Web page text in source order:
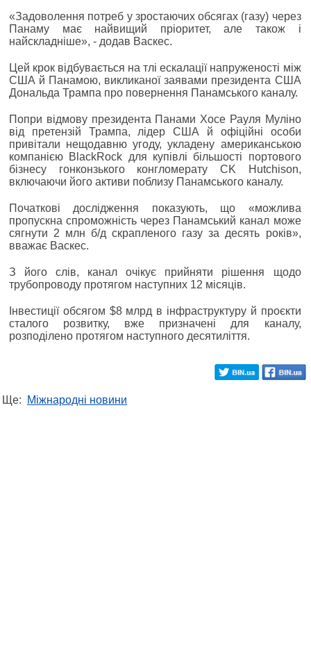
«Задоволення потреб у зростаючих обсягах (газу) через
Панаму має найвищий пріоритет, але також і
найскладніше», - додав Васкес.
Цей крок відбувається на тлі ескалації напруженості між
США й Панамою, викликаної заявами президента США
Дональда Трампа про повернення Панамського каналу.
Попри відмову президента Панами Хосе Рауля Муліно
від претензій Трампа, лідер США й офіційні особи
привітали нещодавню угоду, укладену американською
компанією BlackRock для купівлі більшості портового
бізнесу гонконзького конгломерату CK Hutchison,
включаючи його активи поблизу Панамського каналу.
Початкові дослідження показують, що «можлива
пропускна спроможність через Панамський канал може
сягнути 2 млн б/д скрапленого газу за десять років»,
вважає Васкес.
З його слів, канал очікує прийняти рішення щодо
трубопроводу протягом наступних 12 місяців.
Інвестиції обсягом $8 млрд в інфраструктуру й проєкти
сталого розвитку, вже призначені для каналу,
розподілено протягом наступного десятиліття.
Ще: Міжнародні новини